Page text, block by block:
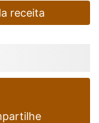
receita